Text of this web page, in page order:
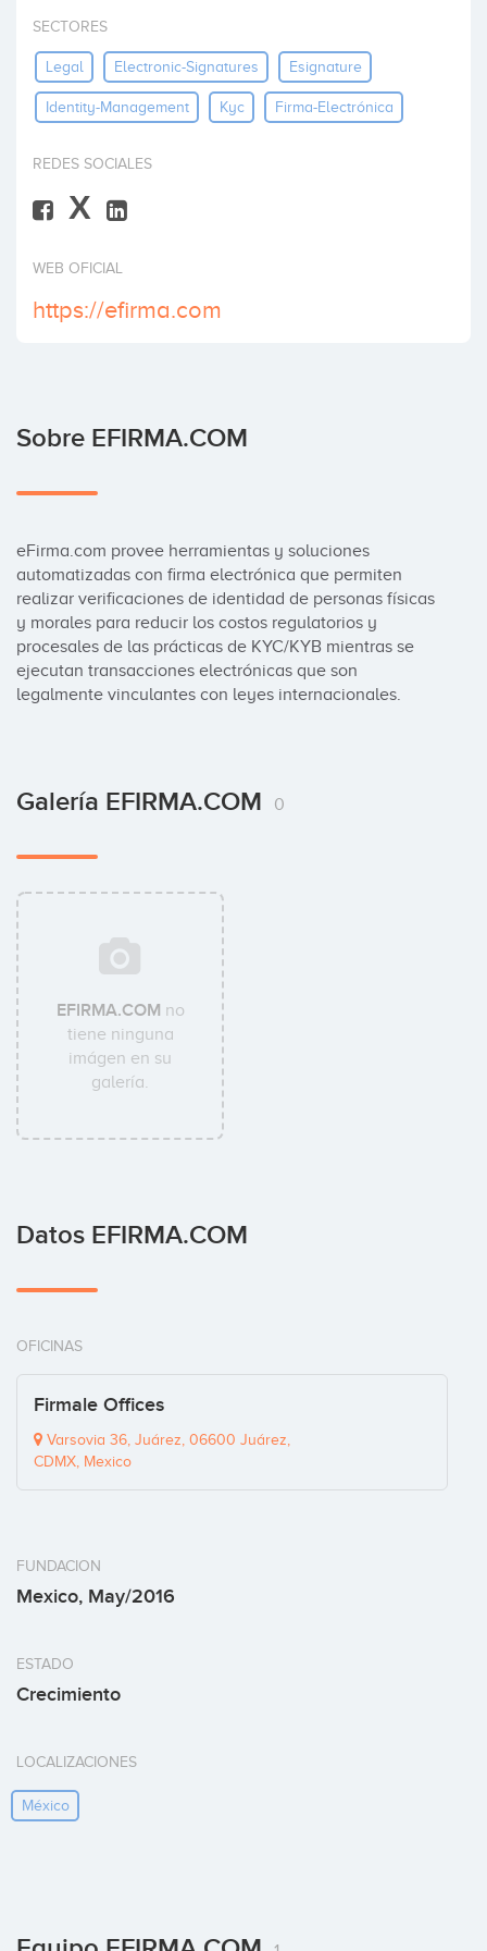
Invertir
SECTORES
Legal Electronic-Signatures Esignature
Identity-Management Kyc Firma-Electrónica
REDES SOCIALES
X
WEB OFICIAL
https://efirma.com
Sobre EFIRMA.COM
eFirma.com provee herramientas y soluciones
automatizadas con firma electrónica que permiten
realizar verificaciones de identidad de personas físicas
y morales para reducir los costos regulatorios y
procesales de las prácticas de KYC/KYB mientras se
ejecutan transacciones electrónicas que son
legalmente vinculantes con leyes internacionales.
Galería EFIRMA.COM 0
EFIRMA.COM no
tiene ninguna
imágen en su
galería.
Datos EFIRMA.COM
OFICINAS
Firmale Offices
Varsovia 36, Juárez, 06600 Juárez,
CDMX, Mexico
FUNDACION
Mexico, May/2016
ESTADO
Crecimiento
LOCALIZACIONES
México